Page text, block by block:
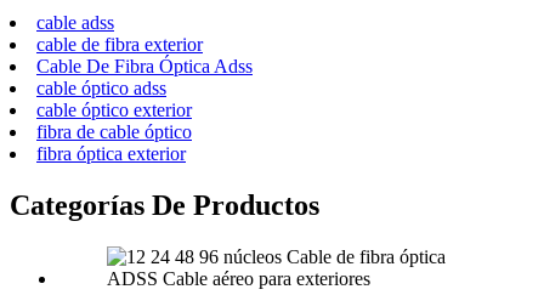
cable adss
cable de fibra exterior
Cable De Fibra Óptica Adss
cable óptico adss
cable óptico exterior
fibra de cable óptico
fibra óptica exterior
Categorías De Productos